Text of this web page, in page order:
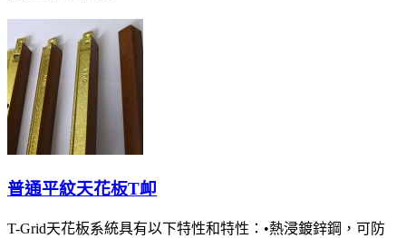
普通平紋天花板T卹
T-Grid天花板系統具有以下特性和特性：•熱浸鍍鋅鋼，可防